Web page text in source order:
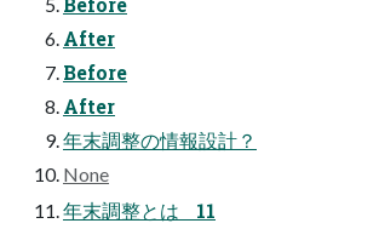
After
Before
After
年末調整の情報設計？
None
年末調整とは 11